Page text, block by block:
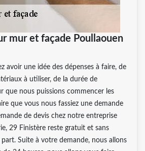
mur et façade Poullaouen
avoir une idée des dépenses à faire, de
à utiliser, de la durée de
que nous puissions commencer les
que vous nous fassiez une demande
de devis chez notre entreprise
29 Finistère reste gratuit et sans
Suite à votre demande, nous allons